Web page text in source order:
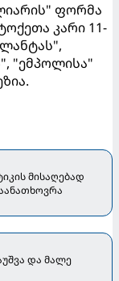
ფორმა
კარი 11-
"ემპოლისა"
მისაღებად
და მალე